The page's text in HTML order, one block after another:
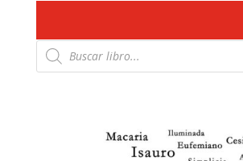
Búsqueda
de
productos